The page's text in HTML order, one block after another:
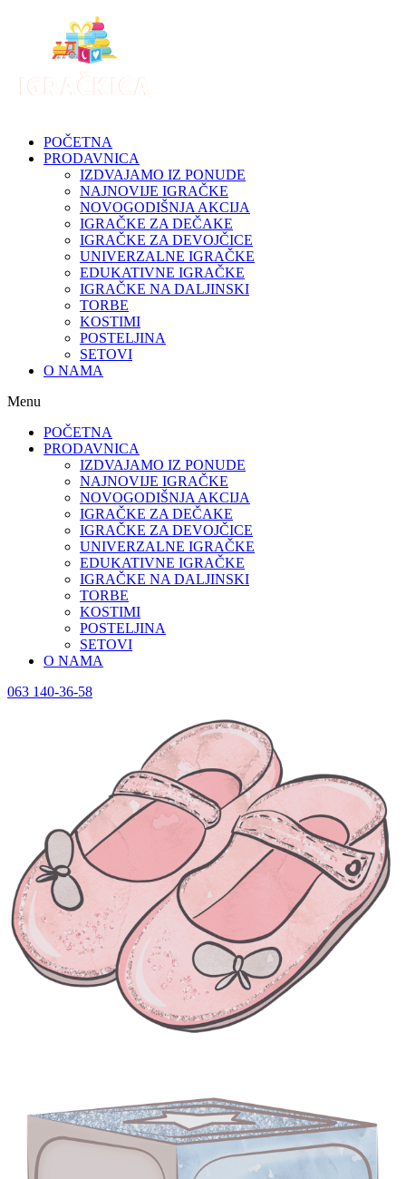
POČETNA
PRODAVNICA
IZDVAJAMO IZ PONUDE
NAJNOVIJE IGRAČKE
NOVOGODIŠNJA AKCIJA
IGRAČKE ZA DEČAKE
IGRAČKE ZA DEVOJČICE
UNIVERZALNE IGRAČKE
EDUKATIVNE IGRAČKE
IGRAČKE NA DALJINSKI
TORBE
KOSTIMI
POSTELJINA
SETOVI
O NAMA
Menu
POČETNA
PRODAVNICA
IZDVAJAMO IZ PONUDE
NAJNOVIJE IGRAČKE
NOVOGODIŠNJA AKCIJA
IGRAČKE ZA DEČAKE
IGRAČKE ZA DEVOJČICE
UNIVERZALNE IGRAČKE
EDUKATIVNE IGRAČKE
IGRAČKE NA DALJINSKI
TORBE
KOSTIMI
POSTELJINA
SETOVI
O NAMA
063 140-36-58